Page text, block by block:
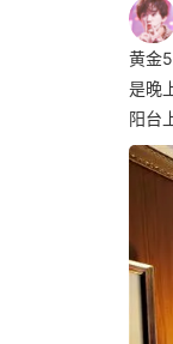
黄金
是晚
阳台